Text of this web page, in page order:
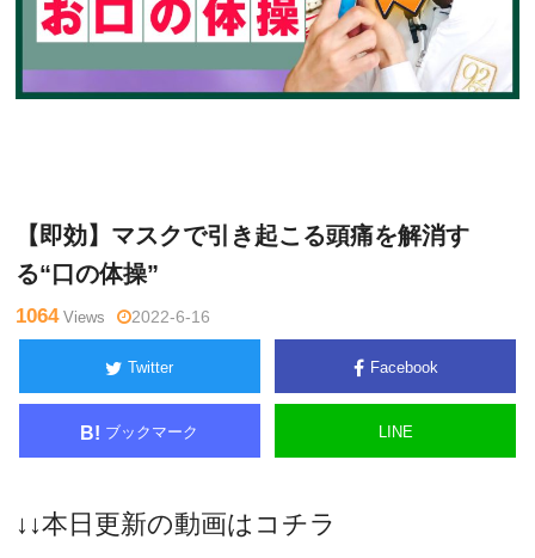
【即効】マスクで引き起こる頭痛を解消す
る“口の体操”
1064Views 2022-6-16
Twitter Facebook
B! ブックマーク LINE
↓↓本日更新の動画はコチラ